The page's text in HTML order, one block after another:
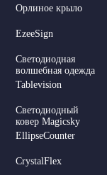
Орлиное крыло
EzeeSign
Светодиодная
волшебная одежда
Tablevision
Светодиодный
ковер Magicsky
EllipseCounter
CrystalFlex